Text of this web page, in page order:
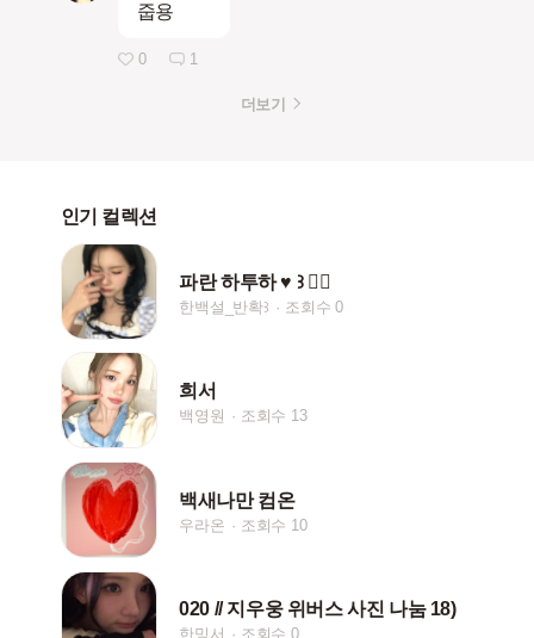
줍용
0 1
더보기
인기 컬렉션
파란 하투하 ♥︎ ꒱ 🧚‍♀️
한백설_반확꒱ 조회수 0
희서
백영원 조회수 13
백새나만 컴온
우라온 조회수 10
020 // 지우웅 위버스 사진 나눔 18)